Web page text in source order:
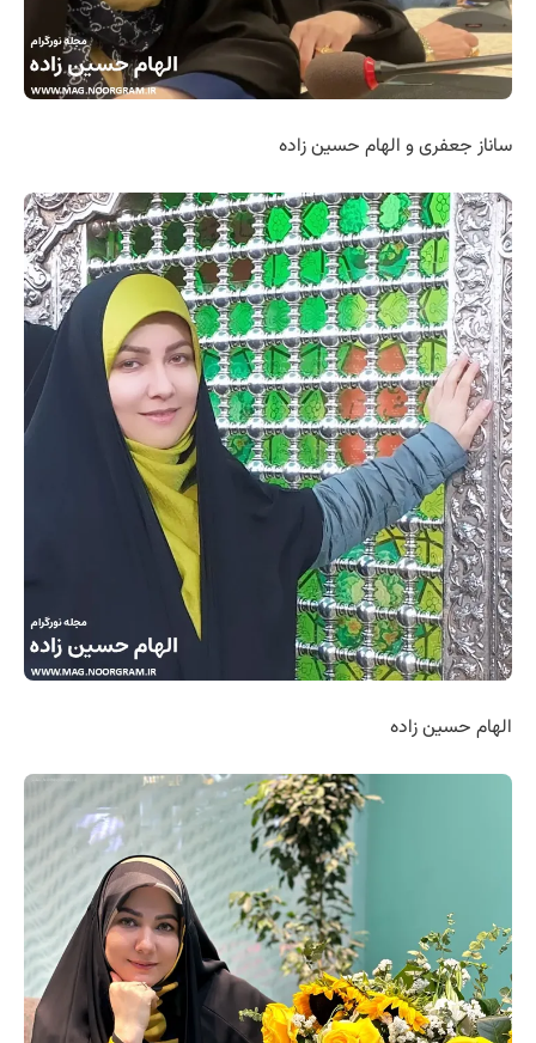
ساناز جعفری و الهام حسین زاده
الهام حسین زاده